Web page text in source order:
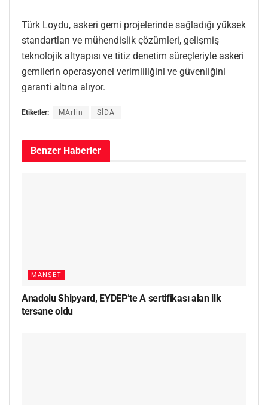
Türk Loydu, askeri gemi projelerinde sağladığı yüksek
standartları ve mühendislik çözümleri, gelişmiş
teknolojik altyapısı ve titiz denetim süreçleriyle askeri
gemilerin operasyonel verimliliğini ve güvenliğini
garanti altına alıyor.
Etiketler: MArlin SİDA
Benzer Haberler
MANŞET
Anadolu Shipyard, EYDEP’te A sertifikası alan ilk
tersane oldu